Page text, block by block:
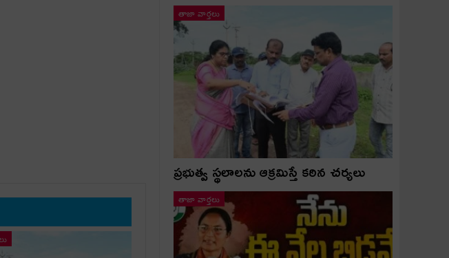
తాజా వార్తలు
ప్రభుత్వ స్థలాలను ఆక్రమిస్తే కఠిన చర్యలు
తాజా వార్తలు